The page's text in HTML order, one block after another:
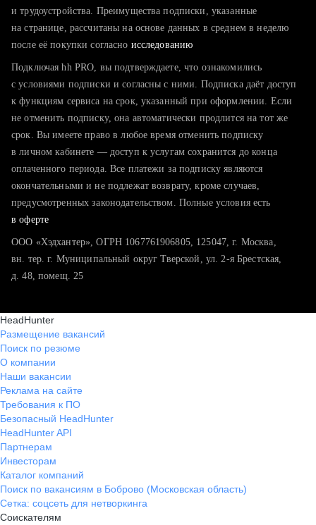
тратите много времени на поиск и вручную поднимаете
хотите сравнить себя с конкурентами и оценить шансы
и трудоустройства. Преимущества подписки, указанные
на странице, рассчитаны на основе данных в среднем в неделю
после её покупки согласно исследованию
Подключая hh PRO, вы подтверждаете, что ознакомились
с условиями подписки и согласны с ними. Подписка даёт доступ
к функциям сервиса на срок, указанный при оформлении. Если
не отменить подписку, она автоматически продлится на тот же
срок. Вы имеете право в любое время отменить подписку
в личном кабинете — доступ к услугам сохранится до конца
оплаченного периода. Все платежи за подписку являются
окончательными и не подлежат возврату, кроме случаев,
предусмотренных законодательством. Полные условия есть
в оферте
ООО «Хэдхантер», ОГРН 1067761906805, 125047, г. Москва,
вн. тер. г. Муниципальный округ Тверской, ул. 2-я Брестская,
д. 48, помещ. 25
HeadHunter
Размещение вакансий
Поиск по резюме
О компании
Наши вакансии
Реклама на сайте
Требования к ПО
Безопасный HeadHunter
HeadHunter API
Партнерам
Инвесторам
Каталог компаний
Поиск по вакансиям в Боброво (Московская область)
Сетка: соцсеть для нетворкинга
Соискателям